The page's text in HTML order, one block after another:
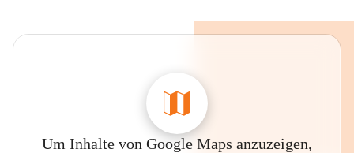
Um Inhalte von Google Maps anzuzeigen,